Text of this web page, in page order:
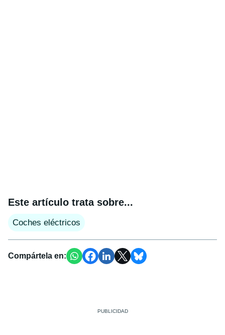
Este artículo trata sobre...
Coches eléctricos
Compártela en: